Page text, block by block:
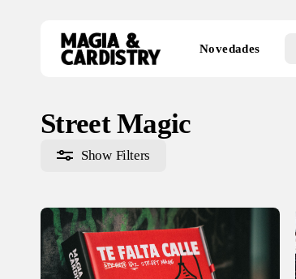
Búsqueda
Novedades
Street Magic
Show Filters